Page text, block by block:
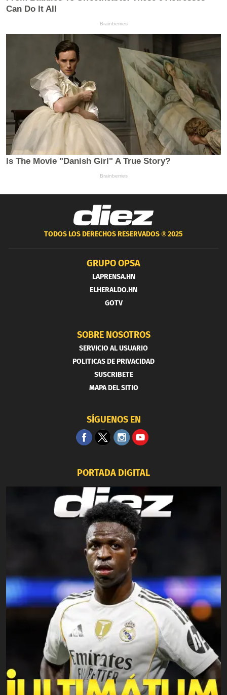
TODOS LOS DERECHOS RESERVADOS ®2025
GRUPO OPSA
LAPRENSA.HN
ELHERALDO.HN
GOTV
SOBRE NOSOTROS
SERVICIO AL USUARIO
POLITICAS DE PRIVACIDAD
SUSCRIBETE
MAPA DEL SITIO
SÍGUENOS EN
PORTADA DIGITAL